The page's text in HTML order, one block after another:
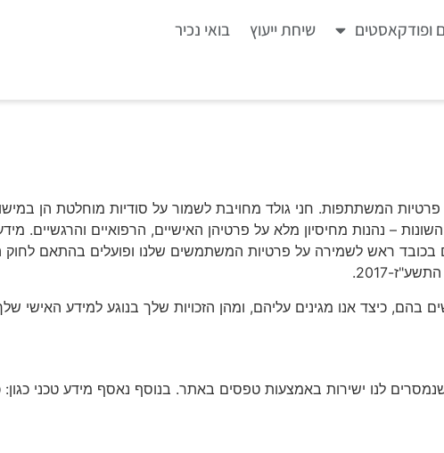
ופודקאסטים שיחת ייעוץ בואי נכיר
המשתתפות. חני גולד מחויבת לשמור על סודיות מוחלטת הן
– נהנות מחיסיון מלא על פרטיהן האישיים, הרפואיים והרגשיים.
בכובד ראש לשמירה על פרטיות המשתמשים שלנו ופועלים בהתאם לחוק
בהם, כיצד אנו מגינים עליהם, ומהן הזכויות שלך בנוגע למידע האישי